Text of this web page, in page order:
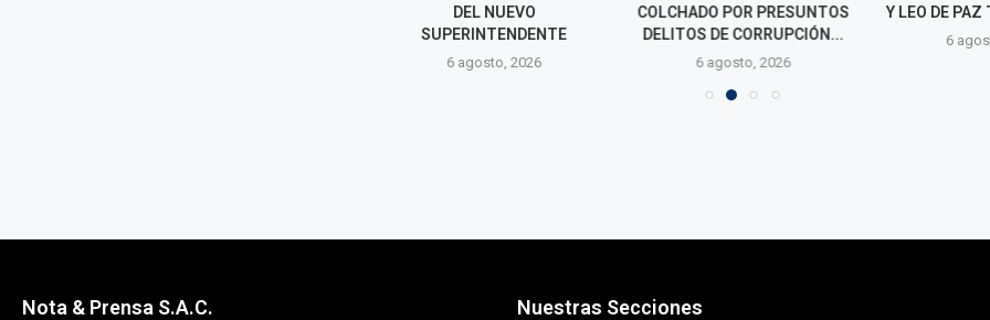
DEL NUEVO
SUPERINTENDENTE
6 agosto, 2026
COLCHADO POR PRESUNTOS
DELITOS DE CORRUPCIÓN...
6 agosto, 2026
Y LEO DE PAZ
6
Nota & Prensa S.A.C. Nuestras Secciones